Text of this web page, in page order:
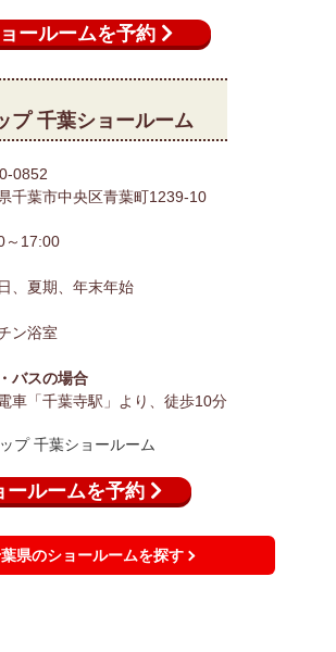
ールームを予約
プ 千葉ショールーム
0852
千葉市中央区青葉町1239-10
～17:00
、夏期、年末年始
ン浴室
バスの場合
車「千葉寺駅」より、徒歩10分
ールームを予約
県のショールームを探す